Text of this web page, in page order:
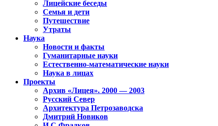
Лицейские беседы
Семья и дети
Путешествие
Утраты
Наука
Новости и факты
Гуманитарные науки
Естественно-математические науки
Наука в лицах
Проекты
Архив «Лицея». 2000 — 2003
Русский Север
Архитектура Петрозаводска
Дмитрий Новиков